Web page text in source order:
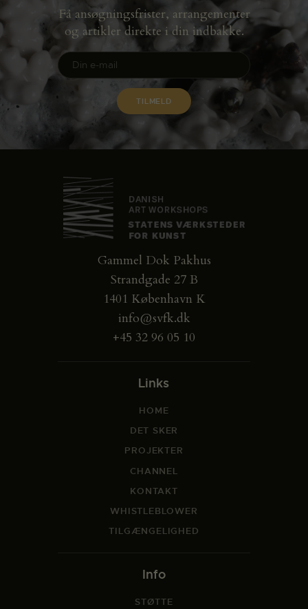
Få ansøgningsfrister, arrangementer
og artikler direkte i din indbakke.
Gammel Dok Pakhus
Strandgade 27 B
1401 København K
info@svfk.dk
+45 32 96 05 10
Links
HOME
DET SKER
PROJEKTER
CHANNEL
KONTAKT
WHISTLEBLOWER
TILGÆNGELIGHED
Info
STØTTE